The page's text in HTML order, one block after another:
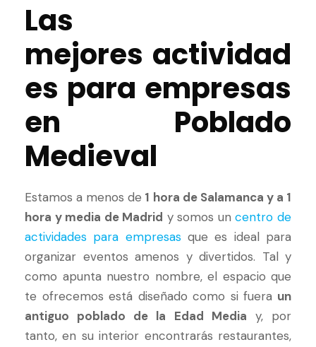
Las
mejores actividad
es para empresas
en Poblado
Medieval
Estamos a menos de 1 hora de Salamanca y a 1
hora y media de Madrid y somos uncentro de
actividades para empresasque es ideal para
organizar eventos amenos y divertidos. Tal y
como apunta nuestro nombre, el espacio que
te ofrecemos está diseñado como si fuera un
antiguo poblado de la Edad Media y, por
tanto, en su interior encontrarás restaurantes,